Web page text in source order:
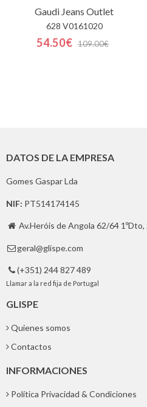
Gaudi Jeans Outlet
628 V0161020
54.50€ 109.00€
DATOS DE LA EMPRESA
Gomes Gaspar Lda
NIF: PT514174145
 Av.Heróis de Angola 62/64
 geral@glispe.com
 (+351) 244 827 489
Llamar a la red fija de Portugal
GLISPE
Quienes somos
Contactos
INFORMACIONES
Política Privacidad & Condiciones